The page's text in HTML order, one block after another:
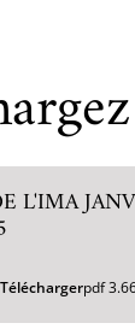
L'IMA
Téléchargerpdf